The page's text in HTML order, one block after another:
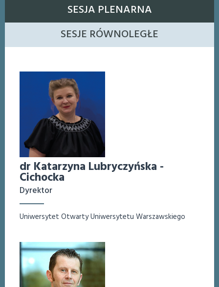
SESJA PLENARNA
SESJE RÓWNOLEGŁE
dr Katarzyna Lubryczyńska -
Cichocka
Dyrektor
Uniwersytet Otwarty Uniwersytetu Warszawskiego